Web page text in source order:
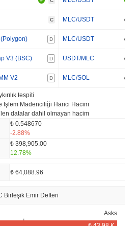
C MLC/USDT
D MLC/USDT
V3 (BSC) D USDT/MLC
V2 D MLC/SOL
tespiti
İşlem Madenciliği Harici Hacim
datalar dahil olmayan hacim
₺ 0.548670
-2.88%
₺ 398,905.00
12.78%
₺ 64,088.96
Birleşik Emir Defteri
Asks